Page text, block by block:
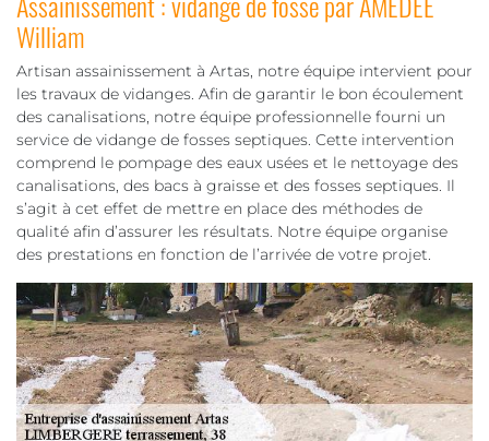
William
Artisan assainissement à Artas, notre équipe intervient pour
les travaux de vidanges. Afin de garantir le bon écoulement
des canalisations, notre équipe professionnelle fourni un
service de vidange de fosses septiques. Cette intervention
comprend le pompage des eaux usées et le nettoyage des
canalisations, des bacs à graisse et des fosses septiques. Il
s’agit à cet effet de mettre en place des méthodes de
qualité afin d’assurer les résultats. Notre équipe organise
des prestations en fonction de l’arrivée de votre projet.